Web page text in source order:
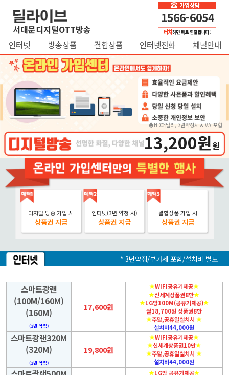
서대문디지털OTT방송
1566-6054
인터넷 방송상품 결합상품 인터넷전화 채널안내
13,200원원
♣HD패밀리, 3년약정시 & VAT포함
디지털 방송 가입 시
상품권 지급
인터넷(3년 약정 시)
상품권 지급
결합상품 가입 시
상품권 지급
* 3년약정/부가세 포함/설치비 별도
스마트광랜
(100M/160M)
(160M)
(3년 약정)
17,600원
WIFI공유기제공
신세계상품권8만
LG망100M(공유기제공)
월18,700원 상품권8만
주말,공휴일설치시
설치비44,000원
스마트광랜320M
(320M)
(3년 약정)
19,800원
WIFI공유기제공
신세계상품권10만
주말,공휴일설치시
설치비44,000원
LG망 공유기제공